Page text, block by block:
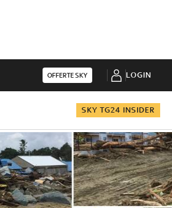
OFFERTE SKY LOGIN
SKY TG24 INSIDER